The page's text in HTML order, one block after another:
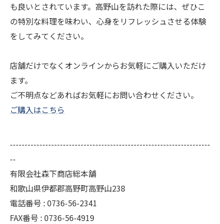
も良いとされています。高野山を訪れた際には、ぜひこ
の特別な料理を味わい、心身をリフレッシュさせる体験
をしてみてください。
店舗だけでなくオンラインからお気軽にご購入いただけ
ます。
ご不明点などあればお気軽にお問い合わせください。
ご購入はこちら
--------------------------------------------------------------------
--
有限会社森下商店総本舗
和歌山県伊都郡高野町高野山238
電話番号 : 0736-56-2341
FAX番号 : 0736-56-4919